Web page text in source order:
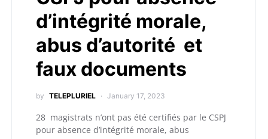
d’intégrité morale,
abus d’autorité et
faux documents
by TELEPLURIEL January 17, 2023
28 magistrats n’ont pas été certifiés par le CSPJ
pour absence d’intégrité morale, abus